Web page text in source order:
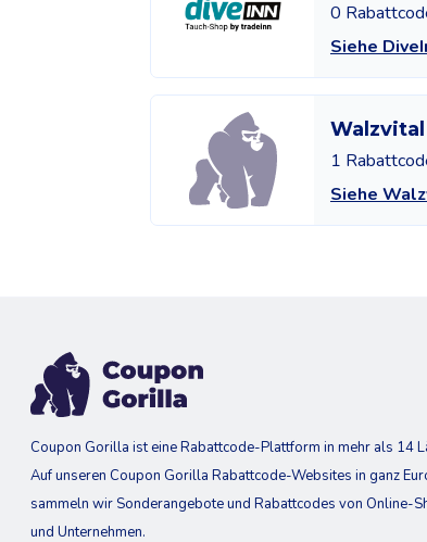
0
Siehe
Walzvital
1
Siehe
Coupon Gorilla ist eine Rabattcode-Plattform in mehr als 14
Auf unseren Coupon Gorilla Rabattcode-Websites in ganz
sammeln wir Sonderangebote und Rabattcodes von Online-
und Unternehmen.